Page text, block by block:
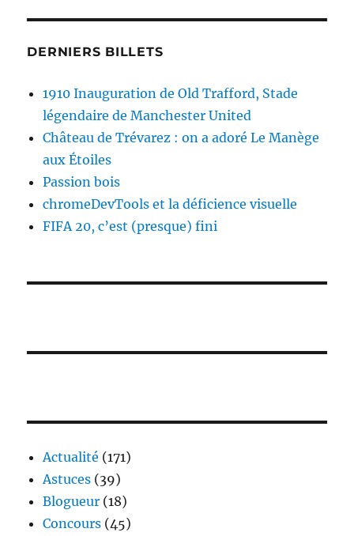
DERNIERS BILLETS
1910 Inauguration de Old Trafford, Stade
légendaire de Manchester United
Château de Trévarez : on a adoré Le Manège
aux Étoiles
Passion bois
chromeDevTools et la déficience visuelle
FIFA 20, c’est (presque) fini
Actualité (171)
Astuces (39)
Blogueur (18)
Concours (45)